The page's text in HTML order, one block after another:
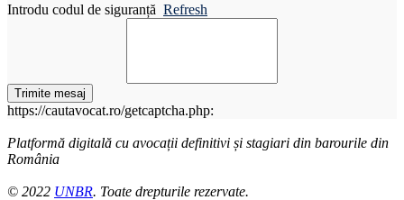
Introdu codul de siguranță Refresh
Trimite mesaj
https://cautavocat.ro/getcaptcha.php:
Platformă digitală cu avocații definitivi și stagiari din barourile din
România
© 2022 UNBR. Toate drepturile rezervate.